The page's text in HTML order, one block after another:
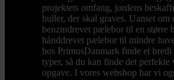
projektets omfang, jordens
huller, der skal graves. Uanset om
benzindrevet pælebor til en større
hånddrevet pælebor til mindre
hos PrimusDanmark finde et
typer, så du kan finde det
opgave. I vores webshop har vi